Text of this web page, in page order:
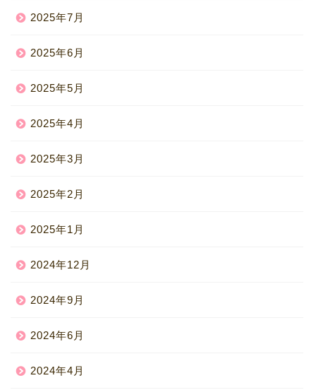
2025年7月
2025年6月
2025年5月
2025年4月
2025年3月
2025年2月
2025年1月
2024年12月
2024年9月
2024年6月
2024年4月